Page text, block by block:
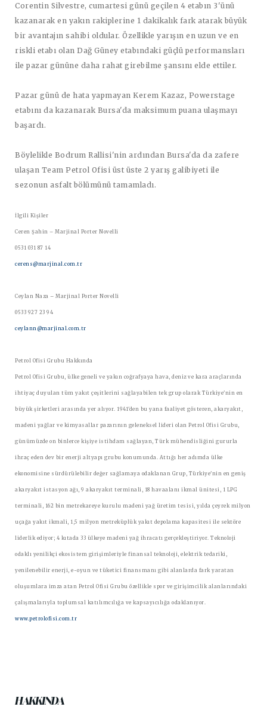
Corentin Silvestre, cumartesi günü geçilen 4 etabın 3'ünü
kazanarak en yakın rakiplerine 1 dakikalık fark atarak büyük
bir avantajın sahibi oldular. Özellikle yarışın en uzun ve en
riskli etabı olan Dağ Güney etabındaki güçlü performansları
ile pazar gününe daha rahat girebilme şansını elde ettiler.
Pazar günü de hata yapmayan Kerem Kazaz, Powerstage
etabını da kazanarak Bursa'da maksimum puana ulaşmayı
başardı.
Böylelikle Bodrum Rallisi'nin ardından Bursa'da da zafere
ulaşan Team Petrol Ofisi üst üste 2 yarış galibiyeti ile
sezonun asfalt bölümünü tamamladı.
İlgili Kişiler
Ceren Şahin – Marjinal Porter Novelli
0531 031 87 14
cerens@marjinal.com.tr
Ceylan Naza – Marjinal Porter Novelli
0533 927 23 94
ceylann@marjinal.com.tr
Petrol Ofisi Grubu Hakkında
Petrol Ofisi Grubu, ülke geneli ve yakın coğrafyaya hava, deniz ve kara araçlarında
ihtiyaç duyulan tüm yakıt çeşitlerini sağlayabilen tek grup olarak Türkiye'nin en
büyük şirketleri arasında yer alıyor. 1941'den bu yana faaliyet gösteren, akaryakıt,
madeni yağlar ve kimyasallar pazarının geleneksel lideri olan Petrol Ofisi Grubu,
günümüzde on binlerce kişiye istihdam sağlayan, Türk mühendisliğini gururla
ihraç eden dev bir enerji altyapı grubu konumunda. Attığı her adımda ülke
ekonomisine sürdürülebilir değer sağlamaya odaklanan Grup, Türkiye'nin en geniş
akaryakıt istasyon ağı, 9 akaryakıt terminali, 18 havaalanı ikmal ünitesi, 1 LPG
terminali, 162 bin metrekareye kurulu madeni yağ üretim tesisi, yılda çeyrek milyon
uçağa yakıt ikmali, 1,5 milyon metreküplük yakıt depolama kapasitesi ile sektöre
liderlik ediyor; 4 kıtada 33 ülkeye madeni yağ ihracatı gerçekleştiriyor. Teknoloji
odaklı yenilikçi ekosistem girişimleriyle finansal teknoloji, elektrik tedariki,
yenilenebilir enerji, e-oyun ve tüketici finansmanı gibi alanlarda fark yaratan
oluşumlara imza atan Petrol Ofisi Grubu özellikle spor ve girişimcilik alanlarındaki
çalışmalarıyla toplumsal katılımcılığa ve kapsayıcılığa odaklanıyor.
www.petrolofisi.com.tr
HAKKINDA